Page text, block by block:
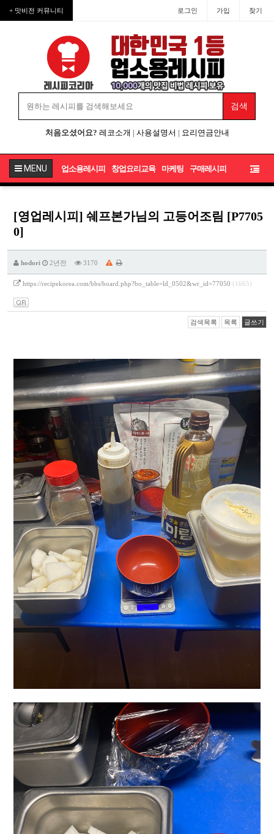
+ 맛비전 커뮤니티 로그인 가입 찾기
처음오셨어요? 레코소개 | 사용설명서 | 요리연금안내
MENU 업소용레시피 창업요리교육 마케팅 구매레시피
[영업레시피] 쉐프본가님의 고등어조림 [P7705
0]
hodori 2년전 3170
https://recipekorea.com/bbs/board.php?bo_table=ld_0502&wr_id=77050 (1665)
검색목록 목록 글쓰기